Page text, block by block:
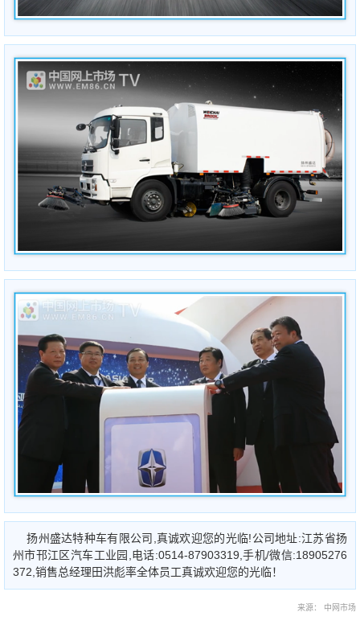
扬州盛达特种车有限公司,真诚欢迎您的光临!公司地址:江苏省扬
州市邗江区汽车工业园,电话:0514-87903319,手机/微信:18905276
372,销售总经理田洪彪率全体员工真诚欢迎您的光临！
来源： 中网市场